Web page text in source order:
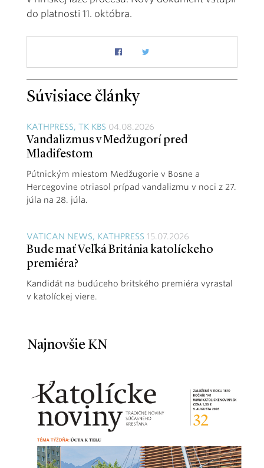
do platnosti 11. októbra.
Súvisiace články
KATHPRESS, TK KBS 04.08.2026
Vandalizmus v Medžugorí pred
Mladifestom
Pútnickým miestom Medžugorie v Bosne a
Hercegovine otriasol prípad vandalizmu v noci z 27.
júla na 28. júla.
VATICAN NEWS, KATHPRESS 15.07.2026
Bude mať Veľká Británia katolíckeho
premiéra?
Kandidát na budúceho britského premiéra vyrastal
v katolíckej viere.
Najnovšie KN